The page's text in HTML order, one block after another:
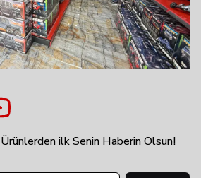
ilk Senin Haberin Olsun!